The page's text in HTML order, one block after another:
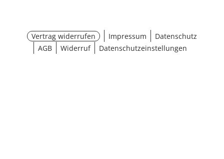
Vertrag widerrufen Impressum
Datenschutz
AGB
Widerruf Datenschutzeinstellungen